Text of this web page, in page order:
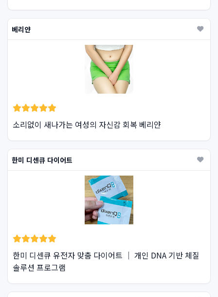
베리얀
소리없이 새나가는 여성의 자신감 회복 베리얀
한미 디센큐 다이어트
한미 디센큐 유전자 맞춤 다이어트 ｜ 개인 DNA 기반 체질
솔루션 프로그램